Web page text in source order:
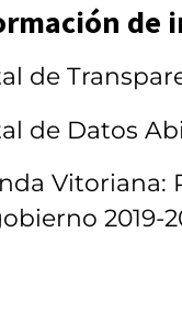
de
de
de Datos
Vitoriana:
2019-